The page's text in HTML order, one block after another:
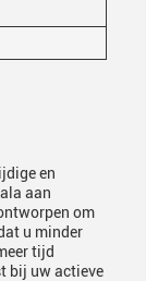
en
aan
om
u minder
tijd
bij uw actieve